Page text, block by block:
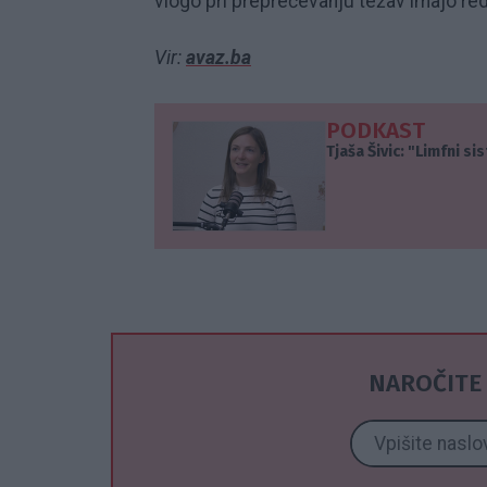
Vir: avaz.ba
PODKAST
Tjaša Šivic: "Limfni